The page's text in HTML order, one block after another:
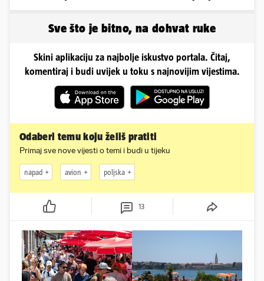
Sve što je bitno, na dohvat ruke
Skini aplikaciju za najbolje iskustvo portala. Čitaj,
komentiraj i budi uvijek u toku s najnovijim vijestima.
Odaberi temu koju želiš pratiti
Primaj sve nove vijesti o temi i budi u tijeku
napad avion poljska
13